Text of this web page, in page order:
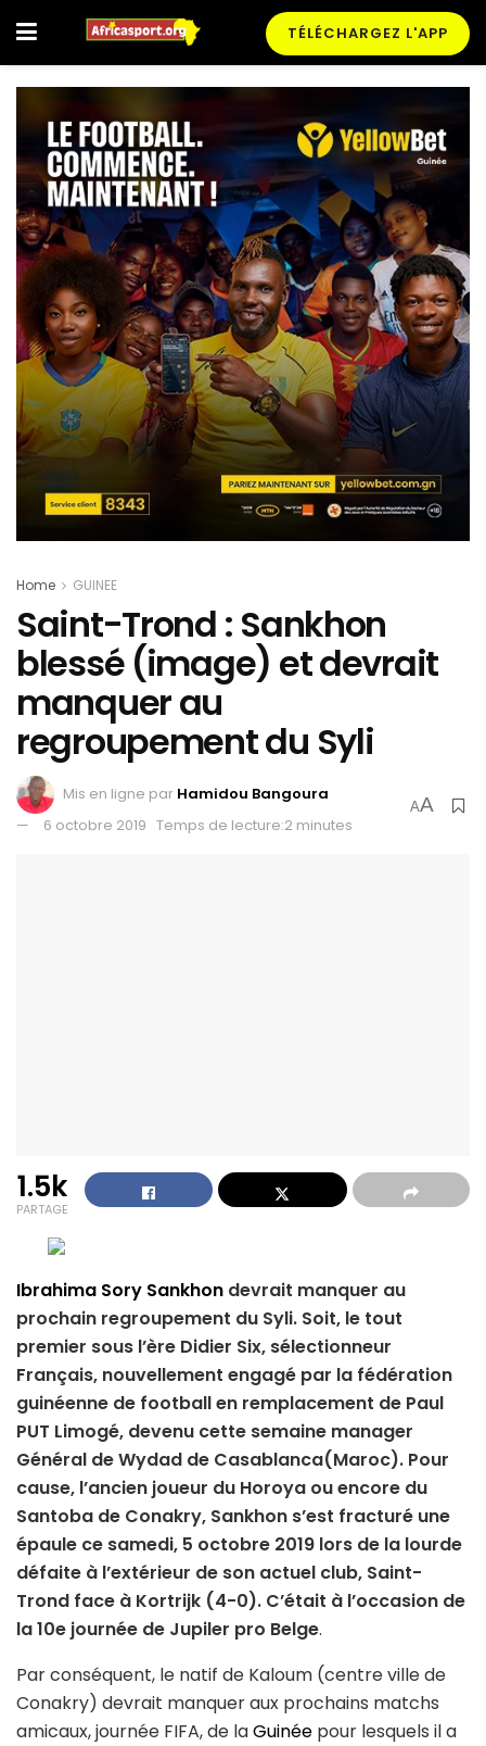
TÉLÉCHARGEZ L'APP
Home GUINEE
Saint-Trond : Sankhon
blessé (image) et devrait
manquer au
regroupement du Syli
Mis en ligne par Hamidou Bangoura
6 octobre 2019 Temps de lecture:2 minutes
AA
1.5k
PARTAGE
Ibrahima Sory Sankhon devrait manquer au
prochain regroupement du Syli. Soit, le tout
premier sous l’ère Didier Six, sélectionneur
Français, nouvellement engagé par la fédération
guinéenne de football en remplacement de Paul
PUT Limogé, devenu cette semaine manager
Général de Wydad de Casablanca(Maroc). Pour
cause, l’ancien joueur du Horoya ou encore du
Santoba de Conakry, Sankhon s’est fracturé une
épaule ce samedi, 5 octobre 2019 lors de la lourde
défaite à l’extérieur de son actuel club, Saint-
Trond face à Kortrijk (4-0). C’était à l’occasion de
la 10e journée de Jupiler pro Belge.
Par conséquent, le natif de Kaloum (centre ville de
Conakry) devrait manquer aux prochains matchs
amicaux, journée FIFA, de laGuinée pour lesquels il a